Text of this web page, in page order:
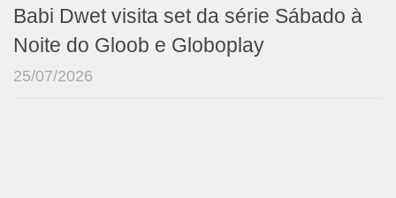
Babi Dwet visita set da série Sábado à
Noite do Gloob e Globoplay
25/07/2026